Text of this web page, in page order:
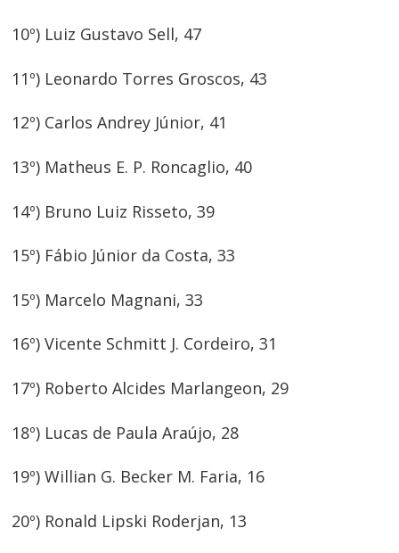
10º) Luiz Gustavo Sell, 47
11º) Leonardo Torres Groscos, 43
12º) Carlos Andrey Júnior, 41
13º) Matheus E. P. Roncaglio, 40
14º) Bruno Luiz Risseto, 39
15º) Fábio Júnior da Costa, 33
15º) Marcelo Magnani, 33
16º) Vicente Schmitt J. Cordeiro, 31
17º) Roberto Alcides Marlangeon, 29
18º) Lucas de Paula Araújo, 28
19º) Willian G. Becker M. Faria, 16
20º) Ronald Lipski Roderjan, 13